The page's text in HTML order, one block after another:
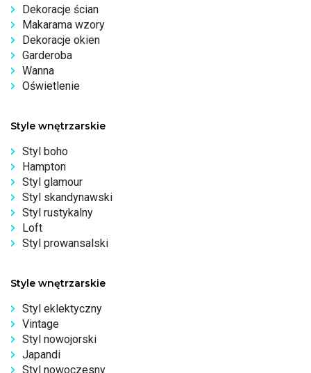
Dekoracje ścian
Makarama wzory
Dekoracje okien
Garderoba
Wanna
Oświetlenie
Style wnętrzarskie
Styl boho
Hampton
Styl glamour
Styl skandynawski
Styl rustykalny
Loft
Styl prowansalski
Style wnętrzarskie
Styl eklektyczny
Vintage
Styl nowojorski
Japandi
Styl nowoczesny